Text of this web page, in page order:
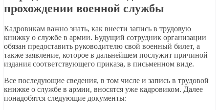
прохождении военной службы
Кадровикам важно знать, как внести запись в трудовую
книжку о службе в армии. Будущий сотрудник организации
обязан предоставить руководителю свой военный билет, а
также заявление, которое в дальнейшем послужит причиной
издания соответствующего приказа, в письменном виде.
Все последующие сведения, в том числе и запись в трудовой
книжке о службе в армии, вносятся уже кадровиком. Далее
понадобятся следующие документы: